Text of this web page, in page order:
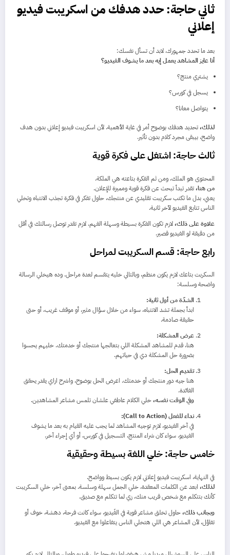
ثاني حاجة: حدد هدفك من اسكريبت فيديو
إعلاني
بعد ما تحدد جمهورك، لابد أن تسأل نفسك:
أنا عايز المشاهد يعمل إيه بعد ما يشوف الفيديو؟
يشتري منتج؟
يسجل في كورس؟
يتواصل معانا؟
لذلك،تحديد هدفك بوضوح أمر في غاية الأهمية. لأن اسكريبت فيديو إعلاني بدون هدف
واضح، بيبقى مجرد كلام بدون تأثير.
ثالث حاجة: اشتغل على فكرة قوية
المحتوى هو الملك، ومن ثم الفكرة بتاعته هي الملكة.
من هنا،تقدر تبدأ تبحث عن فكرة قوية ومميزة للإعلان.
يعني، بدل ما تكتب سكريبت تقليدي عن منتجك، حاول تفكر في فكرة تجذب الانتباه وتخلي
الناس تتابع الفيديو لآخر ثانية.
علاوة على ذلك،لازم تكون الفكرة بسيطة وسهلة الفهم. لازم تقدر توصل رسالتك في أقل
من دقيقة لو الفيديو قصير.
رابع حاجة: قسم السكريبت لمراحل
السكربت بتاعك لازم يكون منظم، وبالتالي خليه يتقسم لعدة مراحل. وده هيخلي الرسالة
واضحة وسلسة:
الشدّة من أول ثانية:
ابدأ بجملة تشد الانتباه، سواء من خلال سؤال مثير، أو موقف غريب، أو حتى
حقيقة صادمة.
عرض المشكلة:
هنا، قدم للمشاهد المشكلة اللي بتعالجها منتجك أو خدمتك. خليهم يحسوا
بضرورة حل المشكلة دي في حياتهم.
تقديم الحل:
هنا جيه دور منتجك أو خدمتك. اعرض الحل بوضوح، واشرح ازاي يقدر يحقق
الفائدة.
وفي الوقت نفسه،خلي الكلام عاطفي علشان تلمس مشاعر المشاهدين.
نداء للفعل (Call to Action):
في آخر الفيديو، لازم توجيه المشاهد لما يجب عليه القيام به بعد ما يشوف
الفيديو. سواء كان شراء المنتج، التسجيل في كورس، أو أي إجراء آخر.
خامس حاجة: خلي اللغة بسيطة وحقيقية
في النهاية، اسكريبت فيديو إعلاني لازم يكون بسيط وواضح.
لذلك، ابعد عن الكلمات المعقدة، خلي الجمل سهلة وسلسة. بمعنى آخر، خلي السكريبت
كأنك بتتكلم مع شخص قريب منك، زي لما تتكلم مع صديق.
وبجانب ذلك،حاول تخلق مشاعر قوية في الفَيديو، سواء كانت فرحة، دهشة، خوف أو
تفاؤل، لأن المشاعر هي اللي هتخلي الناس يتفاعلوا مع الفيديو.